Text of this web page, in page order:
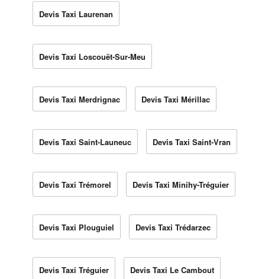
Devis Taxi Laurenan
Devis Taxi Loscouët-Sur-Meu
Devis Taxi Merdrignac Devis Taxi Mérillac
Devis Taxi Saint-Launeuc Devis Taxi Saint-Vran
Devis Taxi Trémorel Devis Taxi Minihy-Tréguier
Devis Taxi Plouguiel Devis Taxi Trédarzec
Devis Taxi Tréguier Devis Taxi Le Cambout